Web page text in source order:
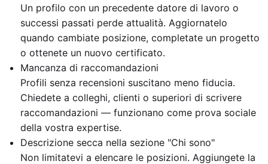
Un profilo con un precedente datore di lavoro o
successi passati perde attualità. Aggiornatelo
quando cambiate posizione, completate un progetto
o ottenete un nuovo certificato.
Mancanza di raccomandazioni
Profili senza recensioni suscitano meno fiducia.
Chiedete a colleghi, clienti o superiori di scrivere
raccomandazioni — funzionano come prova sociale
della vostra expertise.
Descrizione secca nella sezione "Chi sono"
Non limitatevi a elencare le posizioni. Aggiungete la